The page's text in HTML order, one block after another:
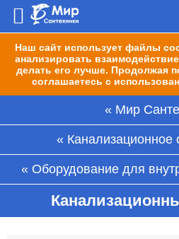
Наш сайт использует файлы
анализировать
делать его лучше. Продолжая
соглашаетесь с
Мир
Канализационное
Оборудование для